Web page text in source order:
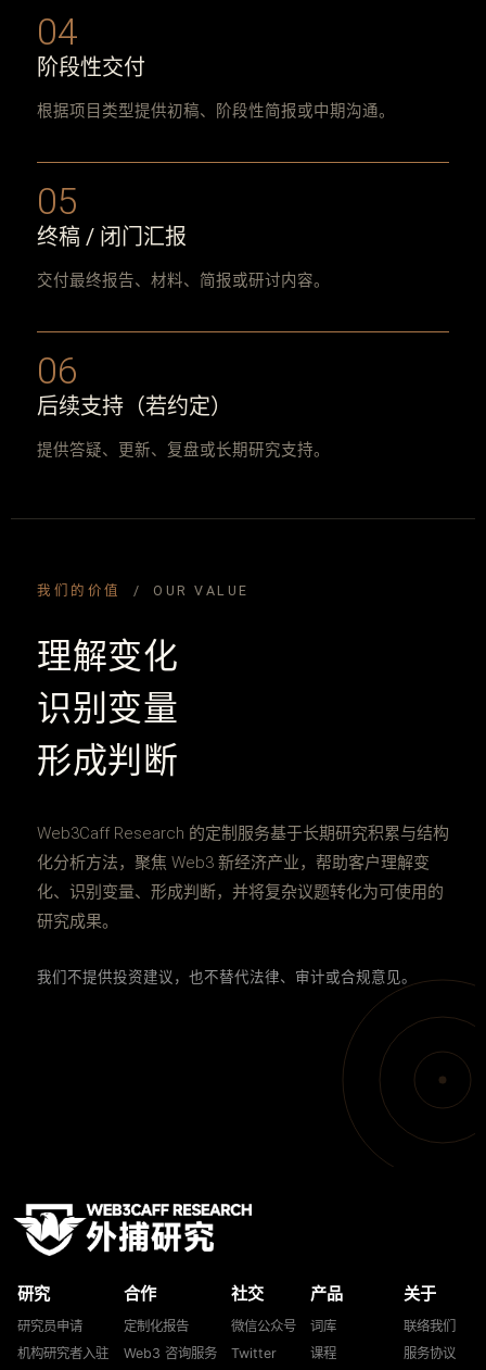
04
阶段性交付
根据项目类型提供初稿、阶段性简报或中期沟通。
05
终稿 / 闭门汇报
交付最终报告、材料、简报或研讨内容。
06
后续支持（若约定）
提供答疑、更新、复盘或长期研究支持。
我们的价值 / OUR VALUE
理解变化
识别变量
形成判断
Web3Caff Research 的定制服务基于长期研究积累与结构
化分析方法，聚焦 Web3 新经济产业，帮助客户理解变
化、识别变量、形成判断，并将复杂议题转化为可使用的
研究成果。
我们不提供投资建议，也不替代法律、审计或合规意见。
研究
研究员申请
机构研究者入驻
合作
定制化报告
Web3 咨询服务
社交
微信公众号
Twitter
产品
词库
课程
关于
联络我们
服务协议